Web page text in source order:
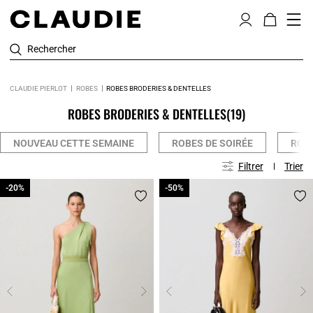
Rechercher
CLAUDIE PIERLOT ROBES ROBES BRODERIES & DENTELLES
ROBES BRODERIES & DENTELLES(19)
NOUVEAU CETTE SEMAINE ROBES DE SOIRÉE
Filtrer Trier
-20%
-20% -50%
-50%